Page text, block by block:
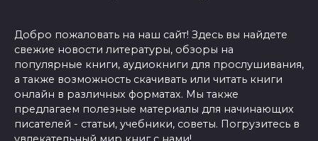
Добро пожаловать на наш сайт! Здесь вы найдете
свежие новости литературы, обзоры на
популярные книги, аудиокниги для прослушивания,
а также возможность скачивать или читать книги
онлайн в различных форматах. Мы также
предлагаем полезные материалы для начинающих
писателей - статьи, учебники, советы. Погрузитесь в